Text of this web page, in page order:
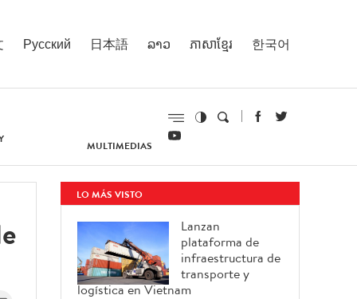
Русский 日本語 ລາວ ភាសាខ្មែរ 한국어
MULTIMEDIAS
LO MÁS VISTO
Lanzan
plataforma de
infraestructura de
transporte y
logística en Vietnam